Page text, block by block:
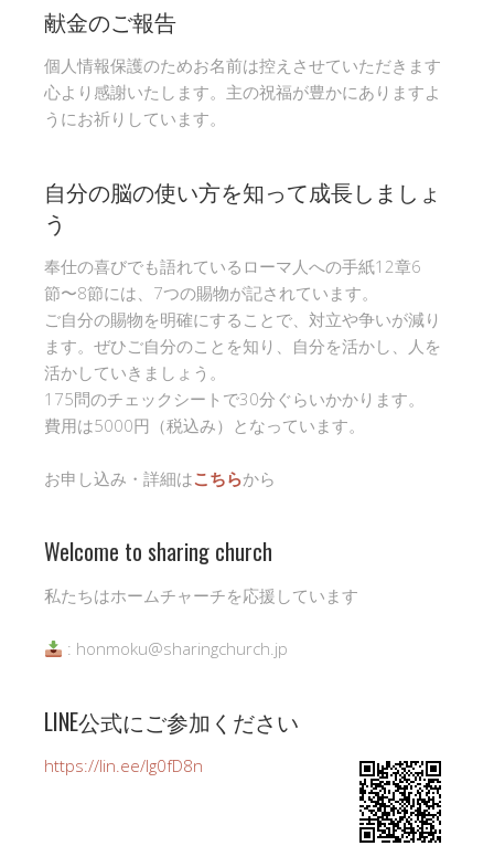
献金のご報告
個人情報保護のためお名前は控えさせていただきます
心より感謝いたします。主の祝福が豊かにありますよ
うにお祈りしています。
自分の脳の使い方を知って成長しましょ
う
奉仕の喜びでも語れているローマ人への手紙12章6
節〜8節には、7つの賜物が記されています。
ご自分の賜物を明確にすることで、対立や争いが減り
ます。ぜひご自分のことを知り、自分を活かし、人を
活かしていきましょう。
175問のチェックシートで30分ぐらいかかります。
費用は5000円（税込み）となっています。
お申し込み・詳細はこちらから
Welcome to sharing church
私たちはホームチャーチを応援しています
: honmoku@sharingchurch.jp
LINE公式にご参加ください
https://lin.ee/Ig0fD8n